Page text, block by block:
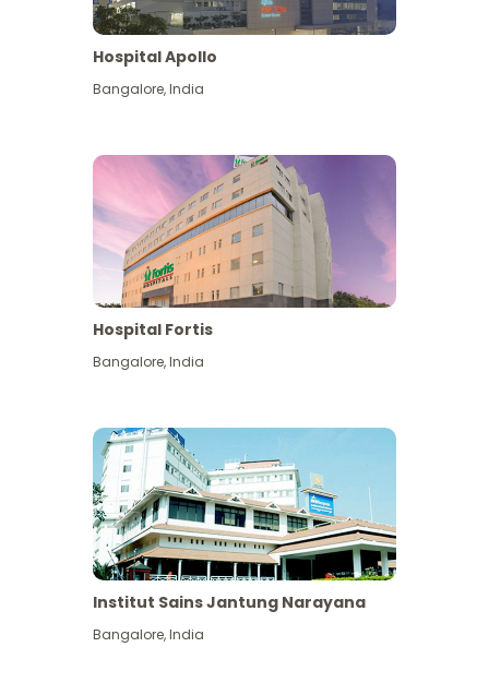
Hospital Apollo
Bangalore,India
Hospital Fortis
Bangalore,India
Institut Sains Jantung Narayana
Bangalore,India